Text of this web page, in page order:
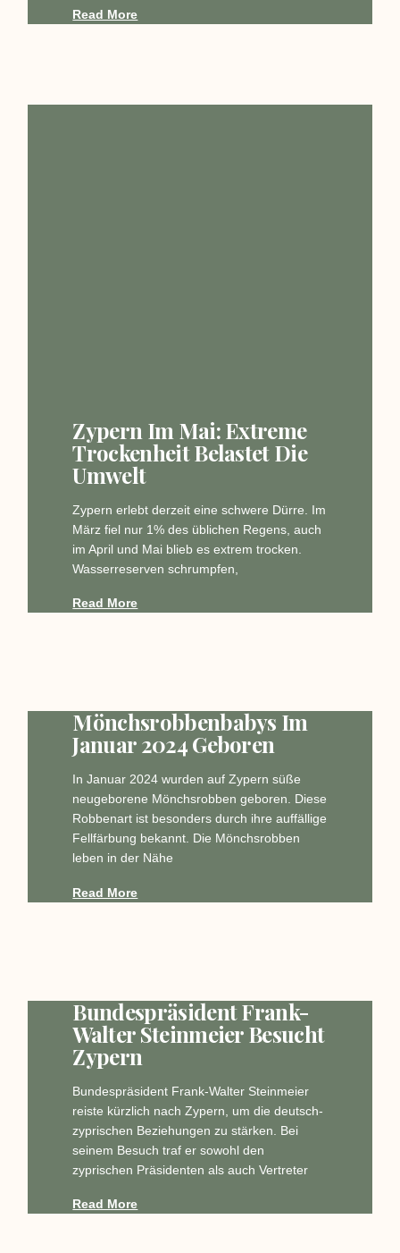
Read More
Zypern Im Mai: Extreme
Trockenheit Belastet Die
Umwelt
Zypern erlebt derzeit eine schwere Dürre. Im
März fiel nur 1% des üblichen Regens, auch
im April und Mai blieb es extrem trocken.
Wasserreserven schrumpfen,
Read More
Mönchsrobbenbabys Im
Januar 2024 Geboren
In Januar 2024 wurden auf Zypern süße
neugeborene Mönchsrobben geboren. Diese
Robbenart ist besonders durch ihre auffällige
Fellfärbung bekannt. Die Mönchsrobben
leben in der Nähe
Read More
Bundespräsident Frank-
Walter Steinmeier Besucht
Zypern
Bundespräsident Frank-Walter Steinmeier
reiste kürzlich nach Zypern, um die deutsch-
zyprischen Beziehungen zu stärken. Bei
seinem Besuch traf er sowohl den
zyprischen Präsidenten als auch Vertreter
Read More